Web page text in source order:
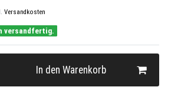
Versandkosten
versandfertig.
In den Warenkorb